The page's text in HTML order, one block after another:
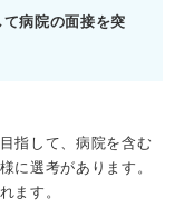
はの特徴を把
職までの基本
問と回答例
あります。記事本文
病院の面接を突
指して、病院を含む
に選考があります。
ます。